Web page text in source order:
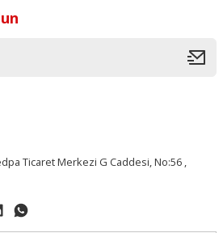
Ticaret Merkezi G Caddesi, No:56 ,